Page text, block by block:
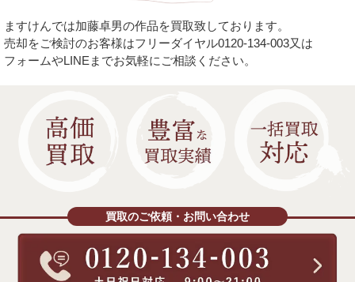
ますけんでは加藤卓男の作品を買取致しております。
売却をご検討のお客様はフリーダイヤル0120-134-003又は
フォームやLINEまでお気軽にご相談ください。
買取のご依頼・お問い合わせ